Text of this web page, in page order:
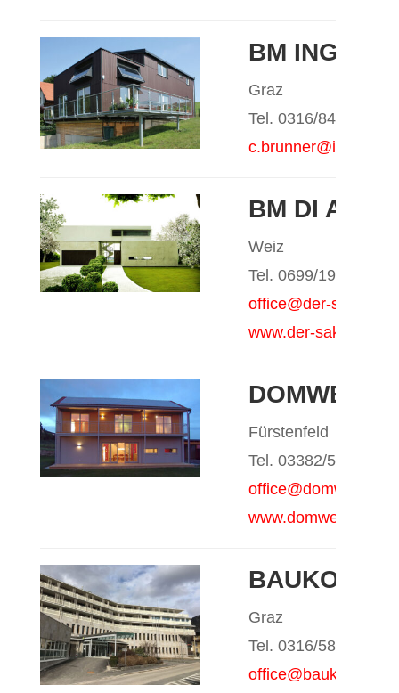
BM ING.
Graz
Tel. 0316/844247
c.brunner@inode.at
BM DI
Weiz
Tel. 0699/192 41 489
office@der-
www.der-
Fürstenfeld
Tel. 03382/52468-0
office@domweber.at
www.domweber.at
Graz
Tel. 0316/582483